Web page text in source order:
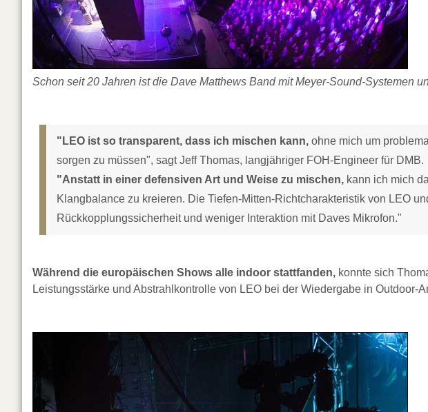
Schon seit 20 Jahren ist die Dave Matthews Band mit Meyer-Sound-Systemen
"LEO ist so transparent, dass ich mischen kann, ohne mich um
sorgen zu müssen", sagt Jeff Thomas, langjähriger FOH-Engineer für DMB.
"Anstatt in einer defensiven Art und Weise zu mischen, kann ich mich
Klangbalance zu kreieren. Die Tiefen-Mitten-Richtcharakteristik von LEO
Rückkopplungssicherheit und weniger Interaktion mit Daves Mikrofon."
Während die europäischen Shows alle indoor stattfanden, konnte sich
Leistungsstärke und Abstrahlkontrolle von LEO bei der Wiedergabe in Outdoor-